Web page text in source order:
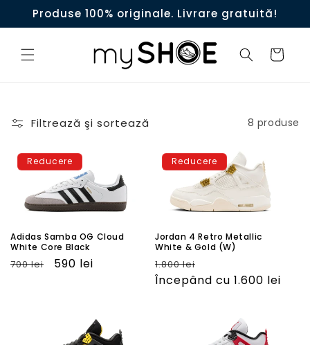
Salt la
conţinut
Produse 100% originale. Livrare gratuită!
Coş
Filtrează şi sortează 8 produse
Reducere
Adidas Samba OG Cloud
White Core Black
Preţ
700 lei
Preţ
590 lei
Reducere
Jordan 4 Retro Metallic
White & Gold (W)
Preţ
obişnuit
1.800 lei
redus
Începând cu 1.600 lei